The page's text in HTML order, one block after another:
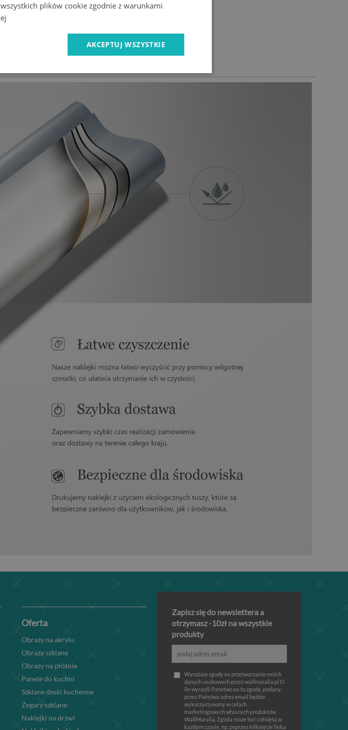
jakości naklejka samoprzylepna
pęcherzyków powietrza przy prawidłowej aplikacji
wyprodukowany w Polsce
Oferta
Obrazy na akrylu
Obrazy szklane
Obrazy na płótnie
Panele do kuchni
Szklane deski kuchenne
Zegary szklane
Naklejki na drzwi
Zapisz się do newslettera a
otrzymasz -10zł na wszystkie
produkty
Wyrażam zgodę na przetwarzanie moich
danych osobowych przez wallmuralia.pl O
ile wyrazili Państwo na to zgodę, podany
przez Państwa adres email będzie
wykorzystywany w celach
marketingowych własnych produktów
WallMuralia. Zgoda może być cofnięta w
każdym czasie, np. poprzez kliknięcie linku
plików cookie zgodnie z warunkami
AKCEPTUJ WSZYSTKIE